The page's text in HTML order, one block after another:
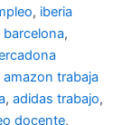
, iberia
,
amazon trabaja
, adidas trabajo,
docente,